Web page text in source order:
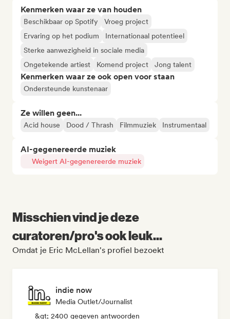
Kenmerken waar ze van houden
Beschikbaar op Spotify
Vroeg project
Ervaring op het podium
Internationaal potentieel
Sterke aanwezigheid in sociale media
Ongetekende artiest
Komend project Jong talent
Kenmerken waar ze ook open voor staan
Ondersteunde kunstenaar
Ze willen geen...
Acid house Dood / Thrash Filmmuziek Instrumentaal
AI-gegenereerde muziek
Weigert AI-gegenereerde muziek
Misschien vind je deze
curatoren/pro's ook leuk...
Omdat je Eric McLellan's profiel bezoekt
indie now
Media Outlet/Journalist
&gt; 2400 gegeven antwoorden